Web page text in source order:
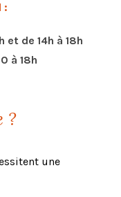
:
et de 14h à 18h
à 18h
?
une